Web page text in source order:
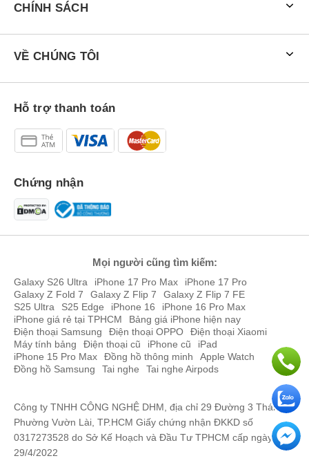
CHÍNH SÁCH
VỀ CHÚNG TÔI
Hỗ trợ thanh toán
Chứng nhận
Mọi người cũng tìm kiếm:
Galaxy S26 Ultra iPhone 17 Pro Max
iPhone 17 Pro
Galaxy Z Fold 7
Galaxy Z Flip 7
Galaxy Z Flip 7 FE
S25 Ultra
S25 Edge iPhone 16
iPhone 16 Pro Max
iPhone giá rẻ tại TPHCM
Bảng giá iPhone hiện nay
Điện thoại Samsung
Điện thoại OPPO
Điện thoại Xiaomi
Máy tính bảng
Điện thoại cũ iPhone cũ
iPad
iPhone 15 Pro Max
Đồng hồ thông minh
Apple Watch
Đồng hồ Samsung
Tai nghe Tai nghe Airpods
Công ty TNHH CÔNG NGHỆ DHM, địa chỉ 29 Đường 3 Tháng 2,
Phường Vườn Lài, TP.HCM Giấy chứng nhận ĐKKD số
0317273528 do Sở Kế Hoạch và Đầu Tư TPHCM cấp ngày
29/4/2022